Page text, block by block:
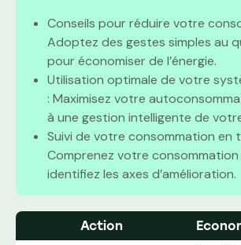
Conseils pour réduire votre
Adoptez des gestes simples au
pour économiser de l’énergie.
Utilisation optimale de votre
: Maximisez votre
à une gestion intelligente de
Suivi de votre consommation en
Comprenez votre
identifiez les axes d’amélioration.
Action